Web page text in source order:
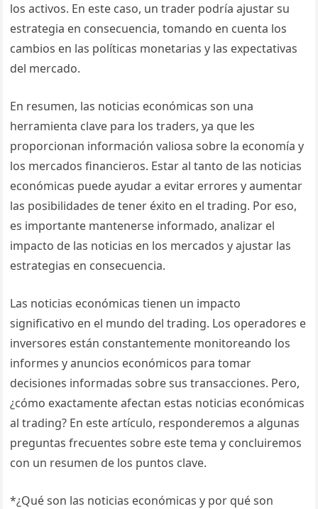
los activos. En este caso, un trader podría ajustar su
estrategia en consecuencia, tomando en cuenta los
cambios en las políticas monetarias y las expectativas
del mercado.
En resumen, las noticias económicas son una
herramienta clave para los traders, ya que les
proporcionan información valiosa sobre la economía y
los mercados financieros. Estar al tanto de las noticias
económicas puede ayudar a evitar errores y aumentar
las posibilidades de tener éxito en el trading. Por eso,
es importante mantenerse informado, analizar el
impacto de las noticias en los mercados y ajustar las
estrategias en consecuencia.
Las noticias económicas tienen un impacto
significativo en el mundo del trading. Los operadores e
inversores están constantemente monitoreando los
informes y anuncios económicos para tomar
decisiones informadas sobre sus transacciones. Pero,
¿cómo exactamente afectan estas noticias económicas
al trading? En este artículo, responderemos a algunas
preguntas frecuentes sobre este tema y concluiremos
con un resumen de los puntos clave.
*¿Qué son las noticias económicas y por qué son